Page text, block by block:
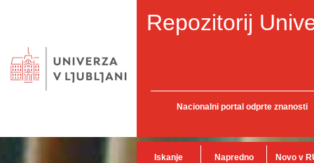
Repozitorij
Nacionalni portal odprte znanosti
Iskanje Napredno Novo v